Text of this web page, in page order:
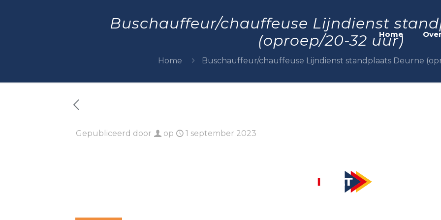
Home
Buschauffeur/chauffeuse Lijndienst
(oproep/20-32 uur)
Home Buschauffeur/chauffeuse Lijndienst standplaats Deurne
Gepubliceerd door op 1 september 2023